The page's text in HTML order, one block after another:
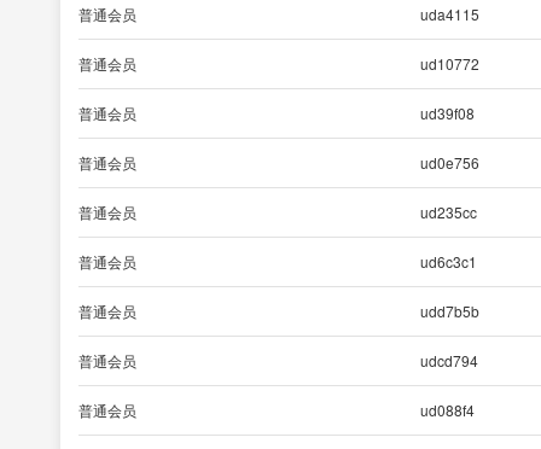
普通会员 uda4115
普通会员 ud10772
普通会员 ud39f08
普通会员 ud0e756
普通会员 ud235cc
普通会员 ud6c3c1
普通会员 udd7b5b
普通会员 udcd794
普通会员 ud088f4